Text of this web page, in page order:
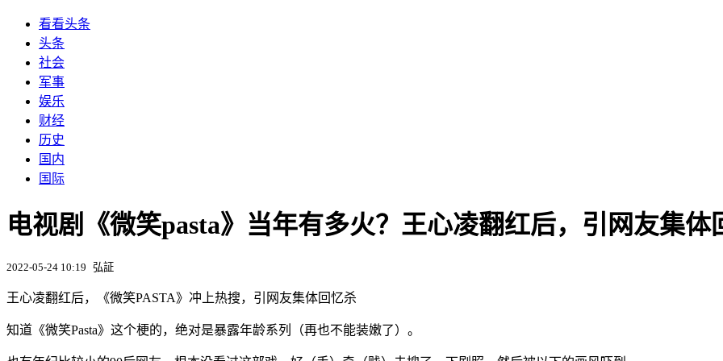
看看头条
头条
社会
军事
娱乐
财经
历史
国内
国际
电视剧《微笑pasta》当年有多火？王心凌翻红后，引网友集体
2022-05-24 10:19 弘証
王心凌翻红后，《微笑PASTA》冲上热搜，引网友集体回忆杀
知道《微笑Pasta》这个梗的，绝对是暴露年龄系列（再也不能装嫩了）。